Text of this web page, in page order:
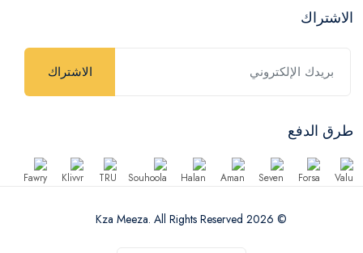
الاشتراك
الاشتراك
طرق الدفع
© 2026 Kza Meeza. All Rights Reserved